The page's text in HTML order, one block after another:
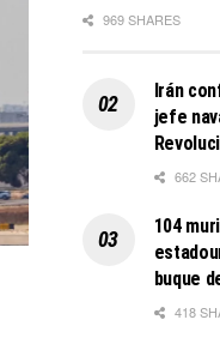
969 SHARES
Irán
jefe
662
104
buque
418